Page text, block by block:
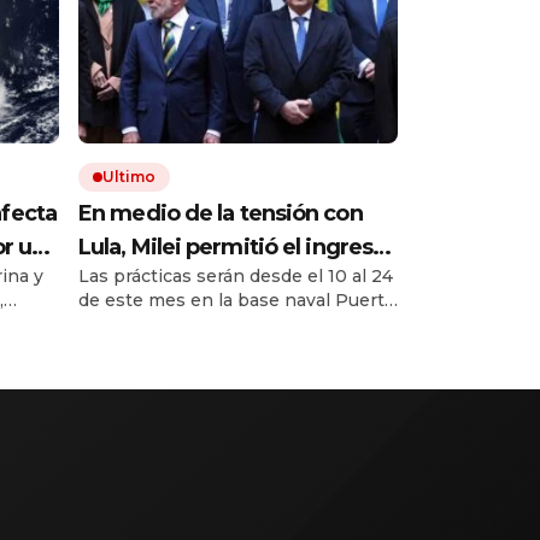
un
y
Ultimo
En medio de la tensión con
Lula, Milei permitió el ingreso
al país de la Marina de Brasil
para realizar ejercicios
Las prácticas serán desde el 10 al 24
de este mes en la base naval Puerto